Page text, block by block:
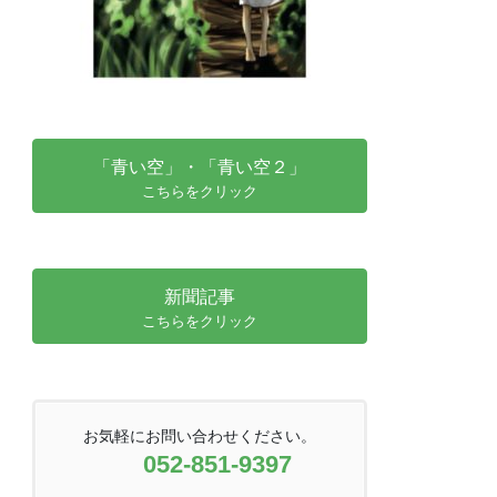
「青い空」・「青い空２」
こちらをクリック
新聞記事
こちらをクリック
お気軽にお問い合わせください。
052-851-9397